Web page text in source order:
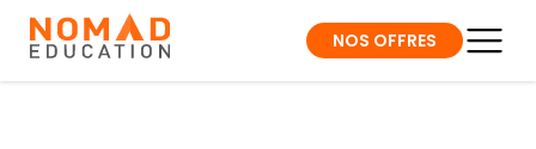
NOS OFFRES